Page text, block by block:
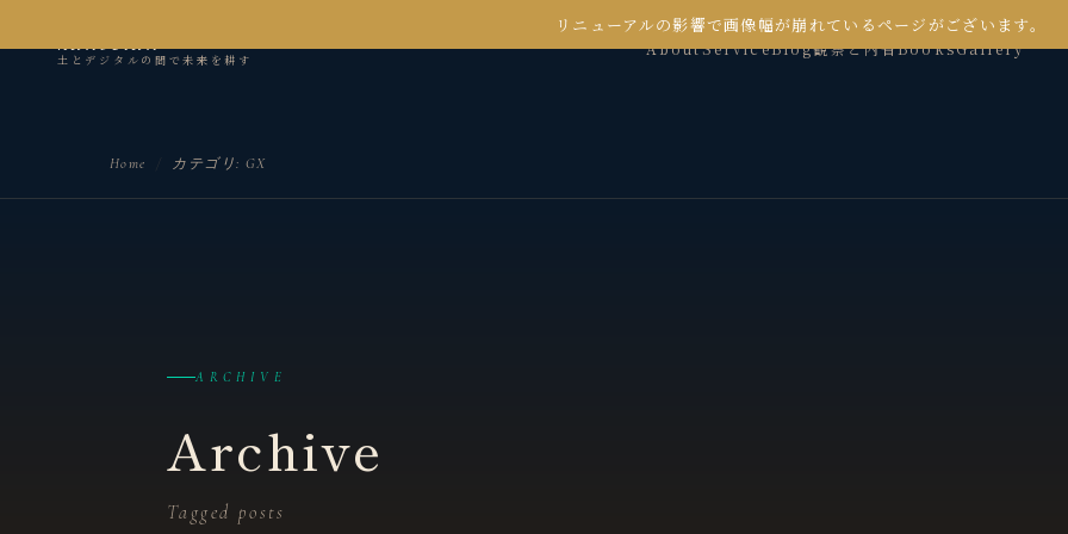
リニューアルの影響で画像幅が崩れているページがございます。
kanseian
土とデジタルの間で未来を耕す
AboutServiceBlog観察と内省BooksGallery
Home カテゴリ: GX
ARCHIVE
Archive
Tagged posts